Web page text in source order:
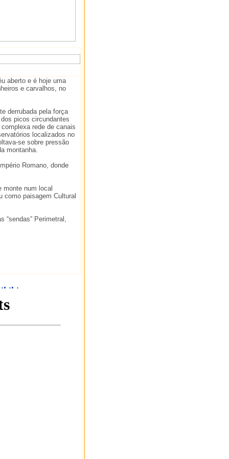
aberto e é hoje uma
e carvalhos, no
derrubada pela força
picos circundantes
rede de canais
localizados no
se sobre pressão
montanha.
Romano, donde
monte num local
como paisagem Cultural
“sendas” Perimetral,
.. .. .